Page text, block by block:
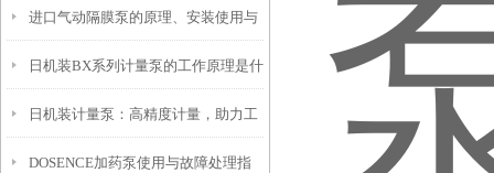
泵的应用解析与操作指南
进口气动隔膜泵的原理、安装使用与
维护保养
日机装BX系列计量泵的工作原理是什
么？
日机装计量泵：高精度计量，助力工
业生产
DOSENCE加药泵使用与故障处理指